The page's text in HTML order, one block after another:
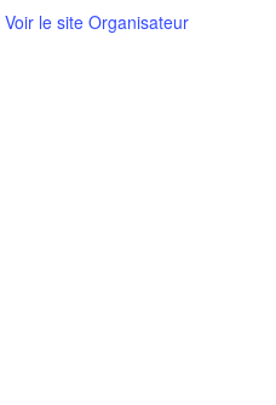
Voir le site Organisateur